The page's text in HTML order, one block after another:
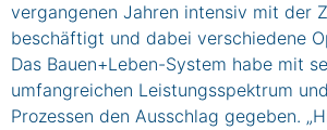
vergangenen Jahren intensiv mit der
beschäftigt und dabei verschiedene
Das Bauen+Leben-System habe mit
umfangreichen Leistungsspektrum
Prozessen den Ausschlag gegeben.